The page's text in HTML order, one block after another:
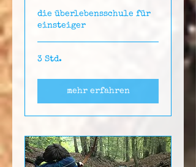
die überlebensschule für
einsteiger
3 Std.
mehr erfahren